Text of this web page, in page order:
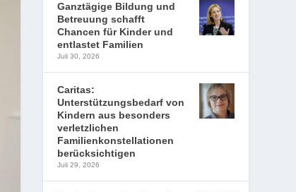
Ganztägige Bildung und
Betreuung schafft
Chancen für Kinder und
entlastet Familien
Juli 30, 2026
Caritas:
Unterstützungsbedarf von
Kindern aus besonders
verletzlichen
Familienkonstellationen
berücksichtigen
Juli 29, 2026